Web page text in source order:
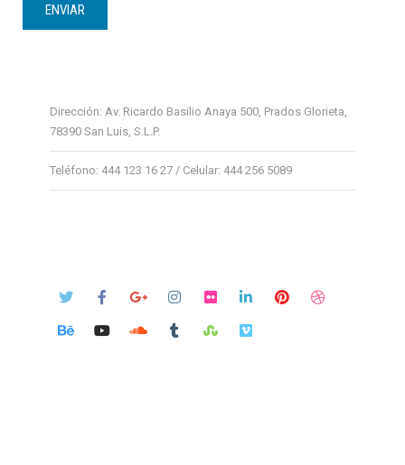
Dirección: Av. Ricardo Basilio Anaya 500, Prados Glorieta,
78390 San Luis, S.L.P.
Teléfono: 444 123 16 27 / Celular: 444 256 5089